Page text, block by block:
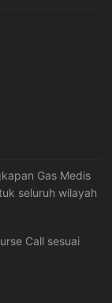
Gas Medis
seluruh wilayah
Call sesuai